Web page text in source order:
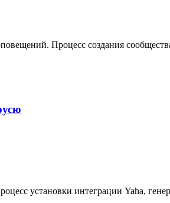
Процесс создания
установки интеграции Yaha,